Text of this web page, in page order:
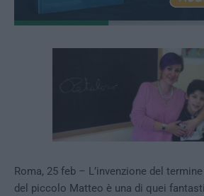
Roma, 25 feb – L’invenzione del termine
del piccolo Matteo è una di quei